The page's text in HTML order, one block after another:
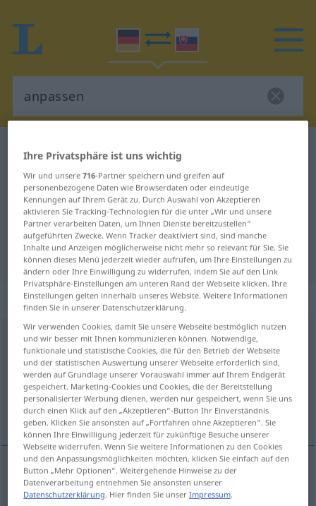
Deutsch-Slowakisch Wörterbuch
Deutsch-Slowakisch Übersetzung
für "anpassen"
"anpassen" Slowakisch
Übersetzung
„anpassen“
anpassen
Übersicht aller Übersetzungen
(Für mehr Details die Übersetzung anklicken/antippen)
prispôsobiť, upraviť, odmerať
prispôsobiť,upraviť anpassen
Ihre Privatsphäre ist uns wichtig
Wir und unsere716-Partner speichern und greifen auf
personenbezogene Daten wie Browserdaten oder eindeutige
Kennungen auf Ihrem Gerät zu. Durch Auswahl von Akzeptieren
aktivieren Sie Tracking-Technologien für die unter „Wir und unsere
Partner verarbeiten Daten, um Ihnen Dienste bereitzustellen“
aufgeführten Zwecke. Wenn Tracker deaktiviert sind, sind manche
Inhalte und Anzeigen möglicherweise nicht mehr so relevant für Sie. Sie
können dieses Menü jederzeit wieder aufrufen, um Ihre Einstellungen zu
ändern oder Ihre Einwilligung zu widerrufen, indem Sie auf den Link
Privatsphäre-Einstellungen am unteren Rand der Webseite klicken. Ihre
Einstellungen gelten innerhalb unseres Website. Weitere Informationen
finden Sie in unserer Datenschutzerklärung.
Wir verwenden Cookies, damit Sie unsere Webseite bestmöglich nutzen
und wir besser mit Ihnen kommunizieren können. Notwendige,
funktionale und statistische Cookies, die für den Betrieb der Webseite
und der statistischen Auswertung unserer Webseite erforderlich sind,
werden auf Grundlage unserer Vorauswahl immer auf Ihrem Endgerät
gespeichert. Marketing-Cookies und Cookies, die der Bereitstellung
personalisierter Werbung dienen, werden nur gespeichert, wenn Sie uns
durch einen Klick auf den „Akzeptieren“-Button Ihr Einverständnis
geben. Klicken Sie ansonsten auf „Fortfahren ohne Akzeptieren“. Sie
können Ihre Einwilligung jederzeit für zukünftige Besuche unserer
Webseite widerrufen. Wenn Sie weitere Informationen zu den Cookies
und den Anpassungsmöglichkeiten möchten, klicken Sie einfach auf den
Button „Mehr Optionen“. Weitergehende Hinweise zu der
Datenverarbeitung entnehmen Sie ansonsten unserer
Datenschutzerklärung. Hier finden Sie unserImpressum.